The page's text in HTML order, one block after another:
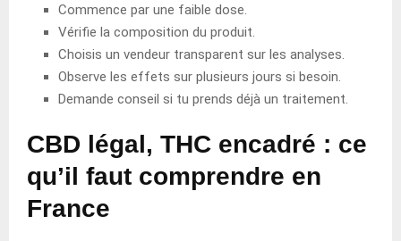
Commence par une faible dose.
Vérifie la composition du produit.
Choisis un vendeur transparent sur les analyses.
Observe les effets sur plusieurs jours si besoin.
Demande conseil si tu prends déjà un traitement.
CBD légal, THC encadré : ce
qu’il faut comprendre en
France